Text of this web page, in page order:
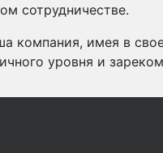
сотрудничестве.
компания, имея в
уровня и